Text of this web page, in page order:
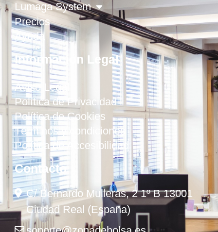
Lumaga System
Precios
Ayuda
Información Legal
Aviso Legal
Política de Privacidad
Política de Cookies
Términos y condiciones
Política de Accesibilidad
Contacto
C/ Bernardo Mulleras, 2 1º B 13001
Ciudad Real (España)